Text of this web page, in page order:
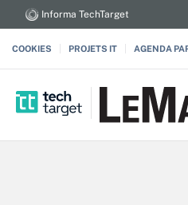
Informa TechTarget
COOKIES PROJETS IT AGENDA